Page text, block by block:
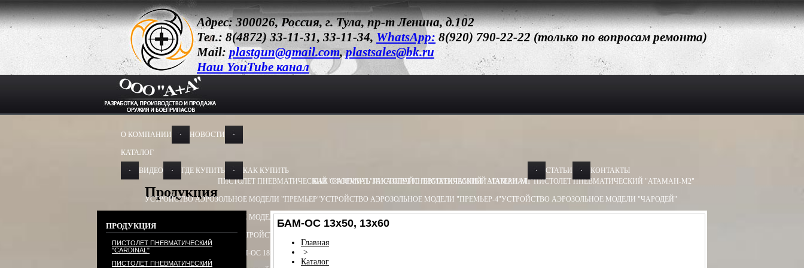
Адрес: 300026, Россия, г. Тула, пр-т Ленина, д.102
Тел.: 8(4872) 33-11-31, 33-11-34, WhatsApp:8(920) 790-22-22 (только по вопросам ремонта)
Mail: plastgun@gmail.com,plastsales@bk.ru
Наш YouTube канал
О КОМПАНИИ НОВОСТИ
КАТАЛОГ
Продукция
ПИСТОЛЕТ ПНЕВМАТИЧЕСКИЙ "CARDINAL"ПИСТОЛЕТ ПНЕВМАТИЧЕСКИЙ "АТАМАН-М1"ПИСТОЛЕТ ПНЕВМАТИЧЕСКИЙ "АТАМАН-М2"
УСТРОЙСТВО АЭРОЗОЛЬНОЕ МОДЕЛИ "ПРЕМЬЕР"УСТРОЙСТВО АЭРОЗОЛЬНОЕ МОДЕЛИ "ПРЕМЬЕР-4"УСТРОЙСТВО АЭРОЗОЛЬНОЕ МОДЕЛИ "ЧАРОДЕЙ"
УСТРОЙСТВО АЭРОЗОЛЬНОЕ МОДЕЛИ "ОБЕРЕГ"
УСТРОЙСТВО ПУСКОВОЕУСТРОЙСТВО ПУСКОВОЕ ПУ - 3
БАМ-ОС+CR 13Х50, 13Х60 БАМ-ОС 18Х55 БАМ-ОС 18Х51
ВИДЕО ГДЕ КУПИТЬ
КАК КУПИТЬ
КАК ОФОРМИТЬ ЗАКАЗПРАЙС ЛИСТРЕКЛАМНЫЙ МАТЕРИАЛ
СТАТЬИ КОНТАКТЫ
ПРОДУКЦИЯ
ПИСТОЛЕТ ПНЕВМАТИЧЕСКИЙ
"CARDINAL"
ПИСТОЛЕТ ПНЕВМАТИЧЕСКИЙ
БАМ-ОС 13х50, 13х60
Главная
>
Каталог